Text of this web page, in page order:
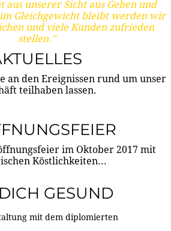
aus unserer Sicht aus Geben und
Gleichgewicht bleibt werden wir
und viele Kunden zufrieden
stellen."
an den Ereignissen rund um unser
teilhaben lassen.
im Oktober 2017 mit
Köstlichkeiten...
GESUND
mit dem diplomierten